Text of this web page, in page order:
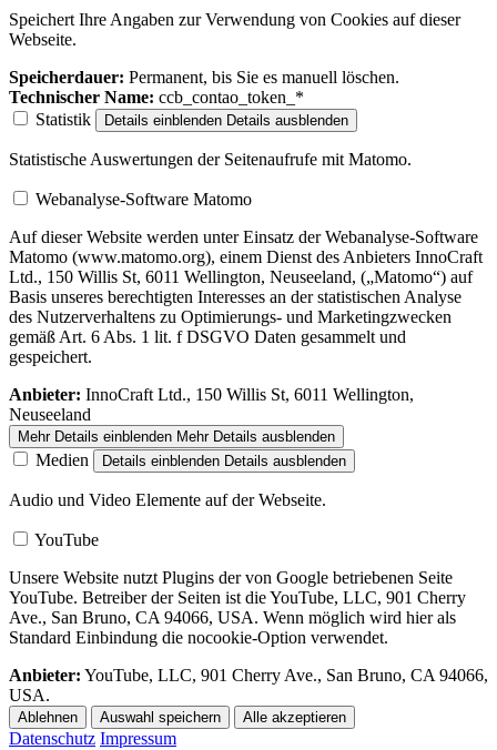
Speichert Ihre Angaben zur Verwendung von Cookies auf dieser
Webseite.
Speicherdauer: Permanent, bis Sie es manuell löschen.
Technischer Name: ccb_contao_token_*
Statistik
Details einblenden Details ausblenden
Statistische Auswertungen der Seitenaufrufe mit Matomo.
Webanalyse-Software Matomo
Auf dieser Website werden unter Einsatz der Webanalyse-Software
Matomo (www.matomo.org), einem Dienst des Anbieters InnoCraft
Ltd., 150 Willis St, 6011 Wellington, Neuseeland, („Matomo“) auf
Basis unseres berechtigten Interesses an der statistischen Analyse
des Nutzerverhaltens zu Optimierungs- und Marketingzwecken
gemäß Art. 6 Abs. 1 lit. f DSGVO Daten gesammelt und
gespeichert.
Anbieter: InnoCraft Ltd., 150 Willis St, 6011 Wellington,
Neuseeland
Mehr Details einblenden Mehr Details ausblenden
Medien Details einblenden Details ausblenden
Audio und Video Elemente auf der Webseite.
YouTube
Unsere Website nutzt Plugins der von Google betriebenen Seite
YouTube. Betreiber der Seiten ist die YouTube, LLC, 901 Cherry
Ave., San Bruno, CA 94066, USA. Wenn möglich wird hier als
Standard Einbindung die nocookie-Option verwendet.
Anbieter: YouTube, LLC, 901 Cherry Ave., San Bruno, CA 94066,
USA.
Ablehnen Auswahl speichern Alle akzeptieren
Datenschutz Impressum